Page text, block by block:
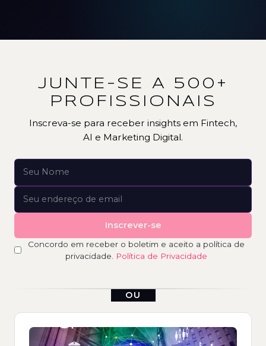
JUNTE-SE A 500+
PROFISSIONAIS
Inscreva-se para receber insights em Fintech,
AI e Marketing Digital.
Inscrever-se
Concordo em receber o boletim e aceito a política de
privacidade. Política de Privacidade
OU